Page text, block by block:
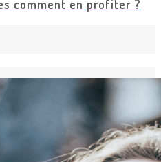
comment en profiter ?